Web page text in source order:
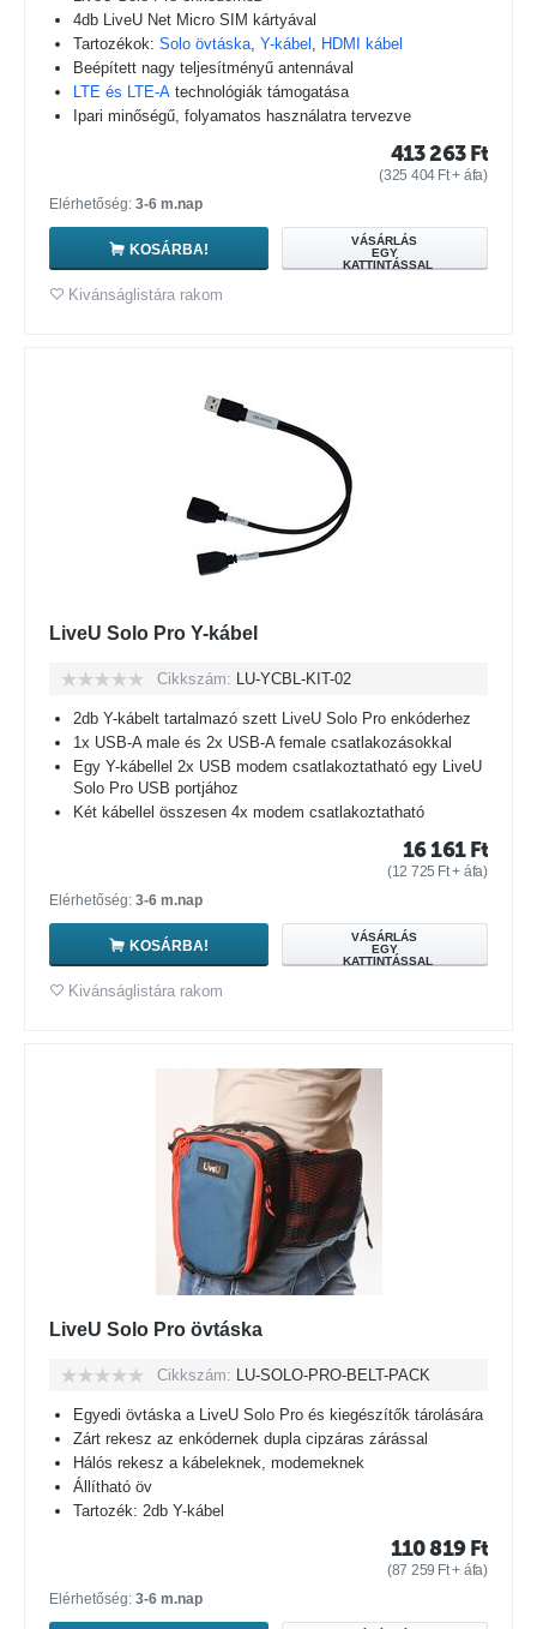
4db LiveU Net Micro SIM kártyával
Tartozékok: Solo övtáska, Y-kábel , HDMI kábel
Beépített nagy teljesítményű antennával
LTE és LTE-A technológiák támogatása
Ipari minőségű, folyamatos használatra tervezve
413 263 Ft
(325 404 Ft+ áfa)
Elérhetőség: 3-6 m.nap
KOSÁRBA!
VÁSÁRLÁS
EGY
KATTINTÁSSAL
Kivánságlistára rakom
LiveU Solo Pro Y-kábel
Cikkszám: LU-YCBL-KIT-02
2db Y-kábelt tartalmazó szett LiveU Solo Pro enkóderhez
1x USB-A male és 2x USB-A female csatlakozásokkal
Egy Y-kábellel 2x USB modem csatlakoztatható egy LiveU
Solo Pro USB portjához
Két kábellel összesen 4x modem csatlakoztatható
16 161 Ft
(12 725 Ft+ áfa)
Elérhetőség: 3-6 m.nap
KOSÁRBA!
VÁSÁRLÁS
EGY
KATTINTÁSSAL
Kivánságlistára rakom
LiveU Solo Pro övtáska
Cikkszám: LU-SOLO-PRO-BELT-PACK
Egyedi övtáska a LiveU Solo Pro és kiegészítők tárolására
Zárt rekesz az enkódernek dupla cipzáras zárással
Hálós rekesz a kábeleknek, modemeknek
Állítható öv
Tartozék: 2db Y-kábel
110 819 Ft
(87 259 Ft+ áfa)
Elérhetőség: 3-6 m.nap